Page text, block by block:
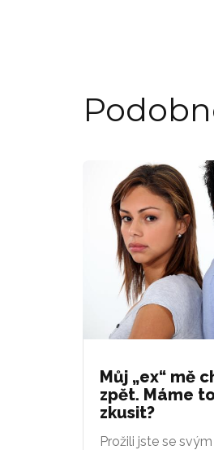
Můj „ex“ mě
zpět. Máme
zkusit?
Prožili jste se